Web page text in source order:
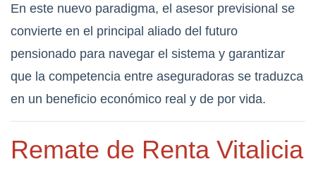
En este nuevo paradigma, el asesor previsional se
convierte en el principal aliado del futuro
pensionado para navegar el sistema y garantizar
que la competencia entre aseguradoras se traduzca
en un beneficio económico real y de por vida.
Remate de Renta Vitalicia